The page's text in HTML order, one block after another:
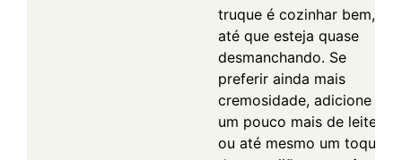
truque é cozinhar bem,
até que esteja quase
desmanchando. Se
preferir ainda mais
cremosidade, adicione
um pouco mais de leite
ou até mesmo um toque